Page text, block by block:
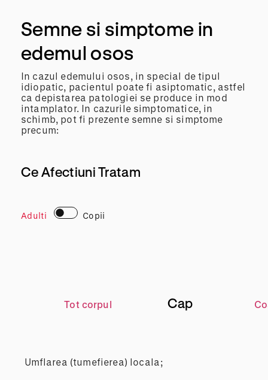
Semne si simptome in
edemul osos
In cazul edemului osos, in special de tipul
idiopatic, pacientul poate fi asiptomatic, astfel
ca depistarea patologiei se produce in mod
intamplator. In cazurile simptomatice, in
schimb, pot fi prezente semne si simptome
precum:
Ce Afectiuni Tratam
Adulti Copii
Tot corpul Cap
Umflarea (tumefierea) locala;